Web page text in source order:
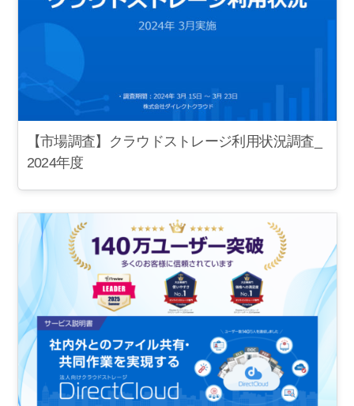
【市場調査】クラウドストレージ利用状況調査_
2024年度